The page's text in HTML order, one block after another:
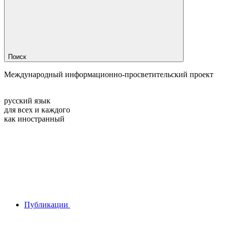
Поиск
Международный информационно-просветительский проект
русский язык
для всех и каждого
как иностранный
Публикации